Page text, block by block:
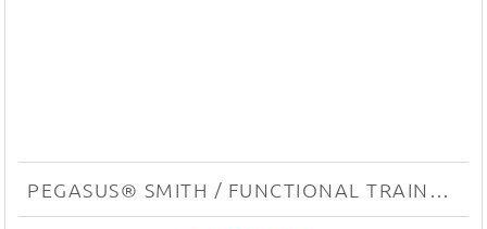
PEGASUS® SMITH / FUNCTIONAL TRAINER CBT PRO